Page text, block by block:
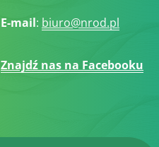
E-mail: biuro@nrod.pl
Znajdź nas na Facebooku